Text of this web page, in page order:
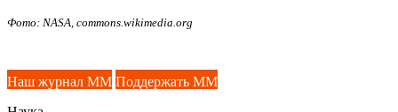
Фото: NASA, commons.wikimedia.org
Наш журнал ММ Поддержать ММ